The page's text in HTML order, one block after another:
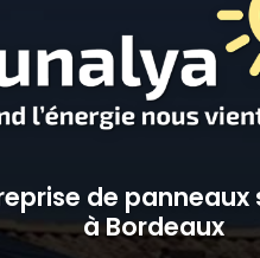
de panneaux
à Bordeaux